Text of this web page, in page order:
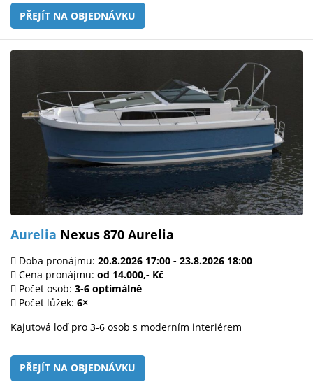
PŘEJÍT NA OBJEDNÁVKU
Aurelia Nexus 870 Aurelia
Doba pronájmu: 20.8.2026 17:00 - 23.8.2026 18:00
Cena pronájmu: od 14.000,- Kč
Počet osob: 3-6 optimálně
Počet lůžek: 6×
Kajutová loď pro 3-6 osob s moderním interiérem
PŘEJÍT NA OBJEDNÁVKU